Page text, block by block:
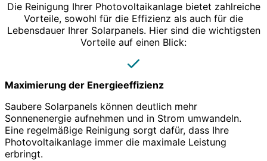
Die Reinigung Ihrer Photovoltaikanlage bietet zahlreiche
Vorteile, sowohl für die Effizienz als auch für die
Lebensdauer Ihrer Solarpanels. Hier sind die wichtigsten
Vorteile auf einen Blick:
Maximierung der Energieeffizienz
Saubere Solarpanels können deutlich mehr
Sonnenenergie aufnehmen und in Strom umwandeln.
Eine regelmäßige Reinigung sorgt dafür, dass Ihre
Photovoltaikanlage immer die maximale Leistung
erbringt.